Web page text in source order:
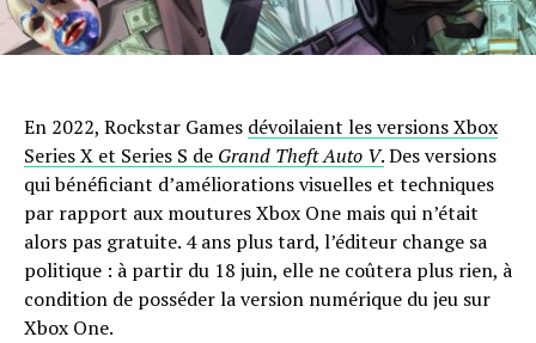
En 2022, Rockstar Games dévoilaient les versions Xbox
Series X et Series S de Grand Theft Auto V.Des versions
qui bénéficiant d’améliorations visuelles et techniques
par rapport aux moutures Xbox One mais qui n’était
alors pas gratuite. 4 ans plus tard, l’éditeur change sa
politique : à partir du 18 juin, elle ne coûtera plus rien, à
condition de posséder la version numérique du jeu sur
Xbox One.